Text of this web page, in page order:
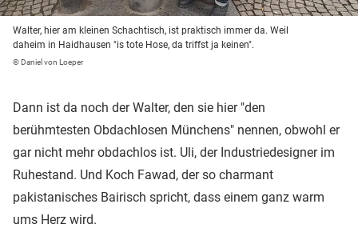
Walter, hier am kleinen Schachtisch, ist praktisch immer da. Weil
daheim in Haidhausen "is tote Hose, da triffst ja keinen".
© Daniel von Loeper
Dann ist da noch der Walter, den sie hier "den
berühmtesten Obdachlosen Münchens" nennen, obwohl er
gar nicht mehr obdachlos ist. Uli, der Industriedesigner im
Ruhestand. Und Koch Fawad, der so charmant
pakistanisches Bairisch spricht, dass einem ganz warm
ums Herz wird.